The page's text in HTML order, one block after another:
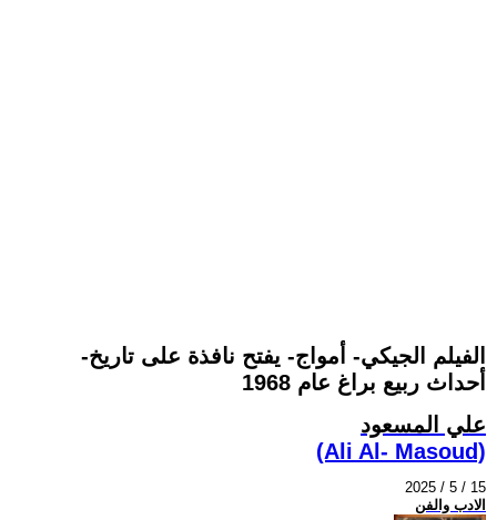
-الفيلم الجيكي- أمواج- يفتح نافذة على تاريخ
أحداث ربيع براغ عام 1968
علي المسعود
(Ali Al- Masoud)
2025 / 5 / 15
الادب والفن